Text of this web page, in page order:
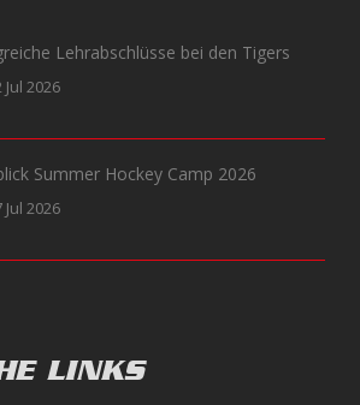
Lehrabschlüsse bei den Tigers
Jul 2026
Summer Hockey Camp 2026
Jul 2026
LINKS